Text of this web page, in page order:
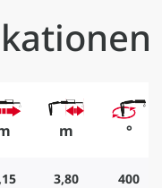
m °
3,80 400